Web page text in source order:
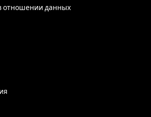
отношении данных